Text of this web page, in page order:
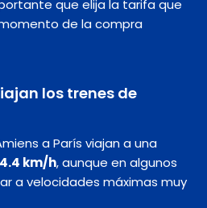
que elija la tarifa que
de la compra
los trenes de
a París viajan a una
km/h, aunque en algunos
a velocidades máximas muy